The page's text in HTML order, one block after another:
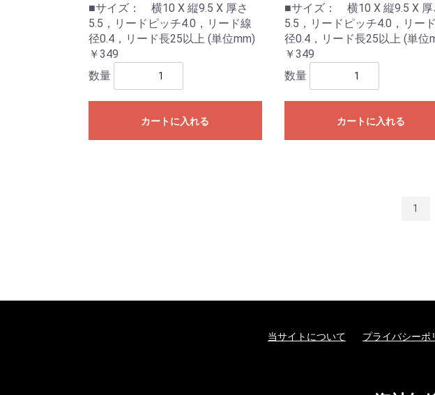
■サイズ： 横10 X 縦9.5 X 厚さ
5.5，リードピッチ4.0，リード線
径0.4，リード長25以上 (単位mm)
￥349
数量
カートに入れる
■サイズ： 横10 X 縦9.5 X 厚
5.5，リードピッチ4.0，リー
径0.4，リード長25以上 (単位
￥349
数量
カートに入れる
1
当サイトについて プライバシーポ